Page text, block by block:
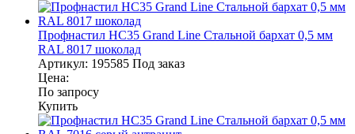
Профнастил НС35 Grand Line Стальной бархат 0,5 мм
RAL 8017 шоколад
Артикул: 195585 Под заказ
Цена:
По запросу
Купить